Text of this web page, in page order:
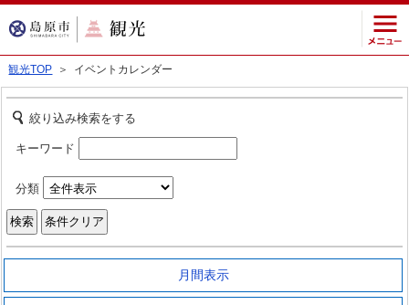
観光TOP ＞ イベントカレンダー
絞り込み検索をする
キーワード
分類
月間表示